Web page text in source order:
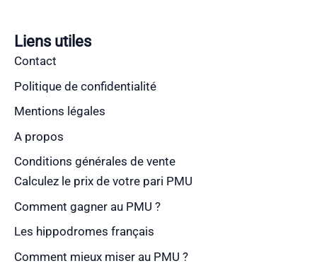
Liens utiles
Contact
Politique de confidentialité
Mentions légales
A propos
Conditions générales de vente
Calculez le prix de votre pari PMU
Comment gagner au PMU ?
Les hippodromes français
Comment mieux miser au PMU ?